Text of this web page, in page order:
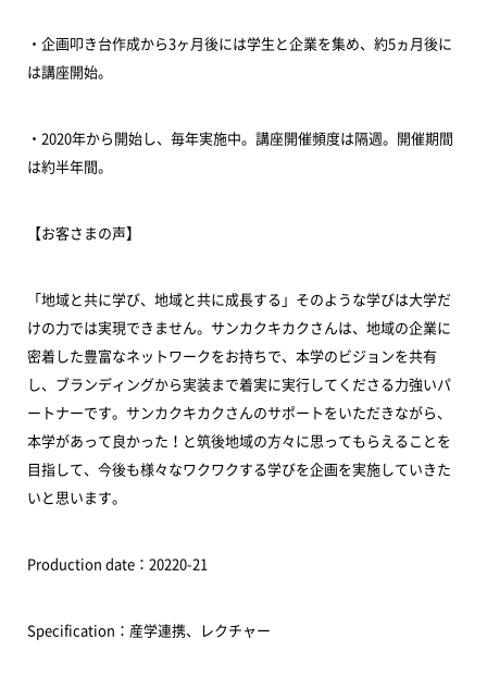
・企画叩き台作成から3ヶ月後には学生と企業を集め、約5ヵ月後に
は講座開始。
・2020年から開始し、毎年実施中。講座開催頻度は隔週。開催期間
は約半年間。
【お客さまの声】
「地域と共に学び、地域と共に成長する」そのような学びは大学だ
けの力では実現できません。サンカクキカクさんは、地域の企業に
密着した豊富なネットワークをお持ちで、本学のビジョンを共有
し、ブランディングから実装まで着実に実行してくださる力強いパ
ートナーです。サンカクキカクさんのサポートをいただきながら、
本学があって良かった！と筑後地域の方々に思ってもらえることを
目指して、今後も様々なワクワクする学びを企画を実施していきた
いと思います。
Production date：20220-21
Specification：産学連携、レクチャー